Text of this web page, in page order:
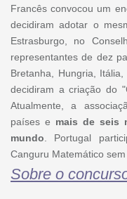
Francês convocou um
decidiram adotar o
Estrasburgo, no
representantes de dez
Bretanha, Hungria,
decidiram a criação do
Atualmente, a
países e mais de seis
mundo. Portugal
Canguru Matemático
Sobre o